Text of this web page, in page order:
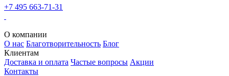
+7 495 663-71-31
О компании
О нас Благотворительность Блог
Клиентам
Доставка и оплата Частые вопросы Акции
Контакты